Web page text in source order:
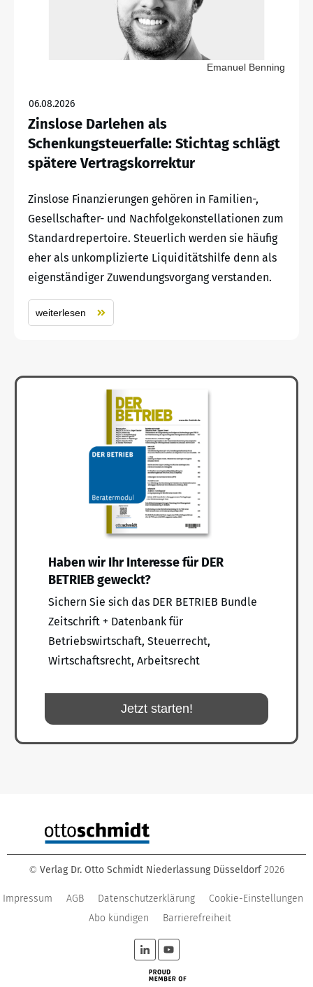
Emanuel Benning
06.08.2026
Zinslose Darlehen als
Schenkungsteuerfalle: Stichtag schlägt
spätere Vertragskorrektur
Zinslose Finanzierungen gehören in Familien-,
Gesellschafter- und Nachfolgekonstellationen zum
Standardrepertoire. Steuerlich werden sie häufig
eher als unkomplizierte Liquiditätshilfe denn als
eigenständiger Zuwendungsvorgang verstanden.
weiterlesen
Haben wir Ihr Interesse für DER
BETRIEB geweckt?
Sichern Sie sich das DER BETRIEB Bundle
Zeitschrift + Datenbank für
Betriebswirtschaft, Steuerrecht,
Wirtschaftsrecht, Arbeitsrecht
Jetzt starten!
© Verlag Dr. Otto Schmidt Niederlassung Düsseldorf 2026
Impressum AGB Datenschutzerklärung
Cookie-Einstellungen
Abo kündigen
Barrierefreiheit